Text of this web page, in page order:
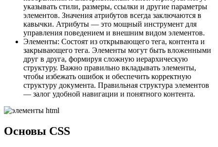
указывать стили, размеры, ссылки и другие параметры
элементов. Значения атрибутов всегда заключаются в
кавычки. Атрибуты — это мощный инструмент для
управления поведением и внешним видом элементов.
Элементы: Состоят из открывающего тега, контента и
закрывающего тега. Элементы могут быть вложенными
друг в друга, формируя сложную иерархическую
структуру. Важно правильно вкладывать элементы,
чтобы избежать ошибок и обеспечить корректную
структуру документа. Правильная структура элементов
— залог удобной навигации и понятного контента.
Основы CSS